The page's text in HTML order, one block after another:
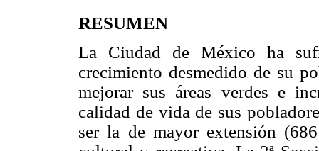
RESUMEN
La Ciudad de México ha
crecimiento desmedido de su
mejorar sus áreas verdes e
calidad de vida de sus
ser la de mayor extensión